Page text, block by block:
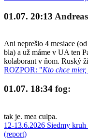
01.07. 20:13
Ani neprešlo 4 mesiace
bla) a už máme v UA ten
kolaborant v ňom. Ruský
ROZPOR: "Kto chce
01.07. 18:34 fog:
tak je. mea culpa.
12-13.6.2026 Siedmy
(report)